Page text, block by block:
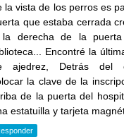
la vista de los perros es
que estaba cerrada
derecha de la
Encontré la
ajedrez, Detrás del
la clave de la
de la puerta del
estatuilla y tarjeta